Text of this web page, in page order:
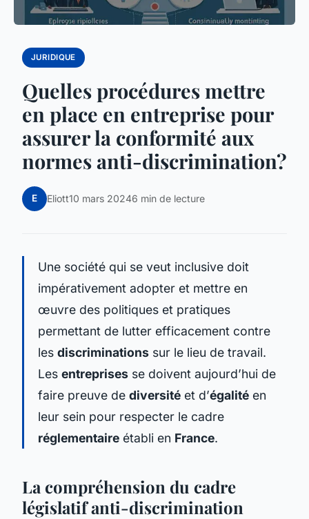
JURIDIQUE
Quelles procédures mettre
en place en entreprise pour
assurer la conformité aux
normes anti-discrimination?
E Eliott10 mars 20246 min de lecture
Une société qui se veut inclusive doit
impérativement adopter et mettre en
œuvre des politiques et pratiques
permettant de lutter efficacement contre
les discriminations sur le lieu de travail.
Les entreprises se doivent aujourd’hui de
faire preuve de diversité et d’égalité en
leur sein pour respecter le cadre
réglementaire établi en France.
La compréhension du cadre
législatif anti-discrimination